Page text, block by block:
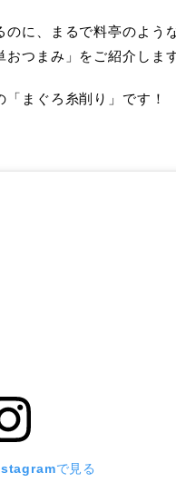
に、まるで料亭のよう
つまみ」をご紹介します
まぐろ糸削り」です！
で見る